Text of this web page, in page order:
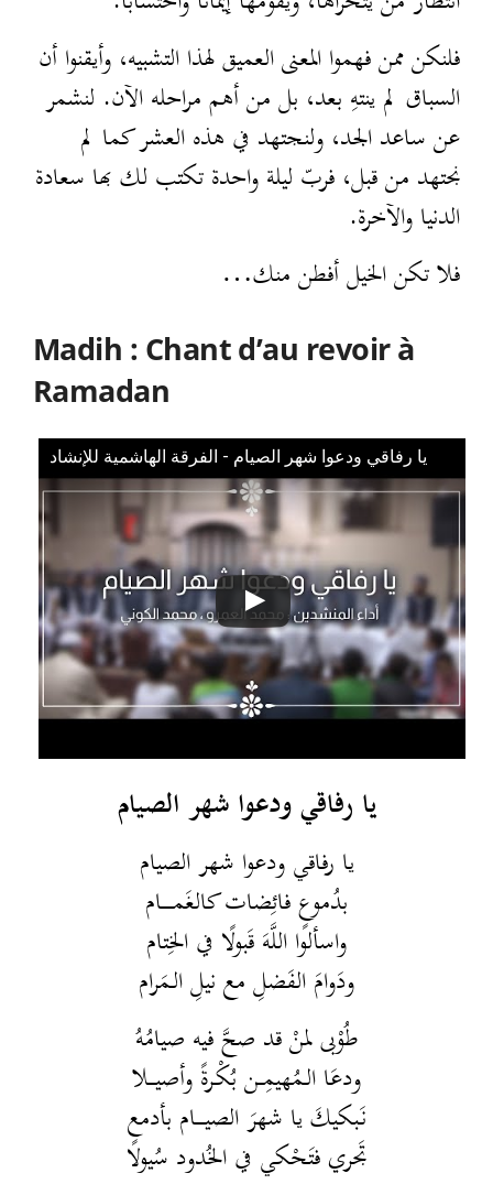
فلنكن ممن فهموا المعنى العميق لهذا التشبيه، وأيقنوا أن
السباق لم ينتهِ بعد، بل من أهم مراحله الآن. لنشمر
عن ساعد الجد، ولنجتهد في هذه العشر كما لم
نجتهد من قبل، فربّ ليلة واحدة تكتب لك بها سعادة
الدنيا والآخرة.
فلا تكن الخيل أفطن منك…
Madih : Chant d’au revoir à
Ramadan
يا رفاقي ودعوا شهر الصيام - الفرقة الهاشمية للإنشاد
يا رفاقي ودعوا شهر الصيام
يا رفاقي ودعوا شهر الصيام
بدُموعٍ فائِضات كالغَمـــــام
واسألوا اللَّهَ قَبولًا في الخِتام
ودَوامَ الفَضلِ مع نيلِ الـمَرام
طُوْبى لمنْ قد صحَّ فيه صيامُهُ
ودعَا الـمُهيمِــن بُكْـرةً وأصيـــلا
نَـبكيكَ يا شهرَ الصيــــام بأدمعٍ
تَجري فتَحْكي في الخُدود سُيولا